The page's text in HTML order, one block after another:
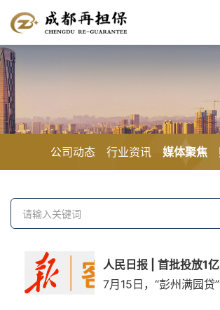
公司动态 行业资讯 媒体聚焦